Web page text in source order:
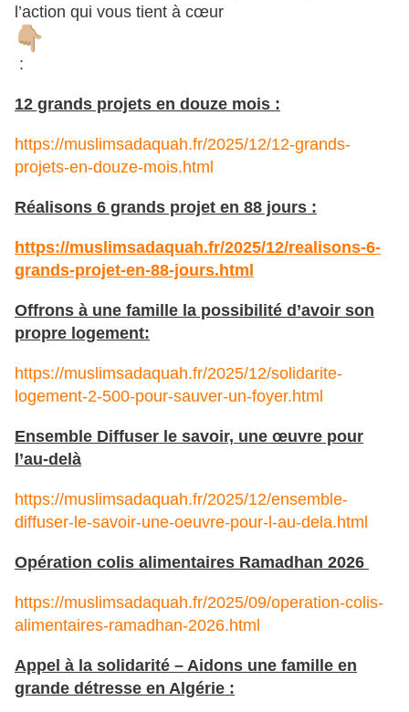
l’action qui vous tient à cœur
:
12 grands projets en douze mois :
https://muslimsadaquah.fr/2025/12/12-grands-
projets-en-douze-mois.html
Réalisons 6 grands projet en 88 jours :
https://muslimsadaquah.fr/2025/12/realisons-6-
grands-projet-en-88-jours.html
Offrons à une famille la possibilité d’avoir son
propre logement:
https://muslimsadaquah.fr/2025/12/solidarite-
logement-2-500-pour-sauver-un-foyer.html
Ensemble Diffuser le savoir, une œuvre pour
l’au-delà
https://muslimsadaquah.fr/2025/12/ensemble-
diffuser-le-savoir-une-oeuvre-pour-l-au-dela.html
Opération colis alimentaires Ramadhan 2026
https://muslimsadaquah.fr/2025/09/operation-colis-
alimentaires-ramadhan-2026.html
Appel à la solidarité – Aidons une famille en
grande détresse en Algérie :